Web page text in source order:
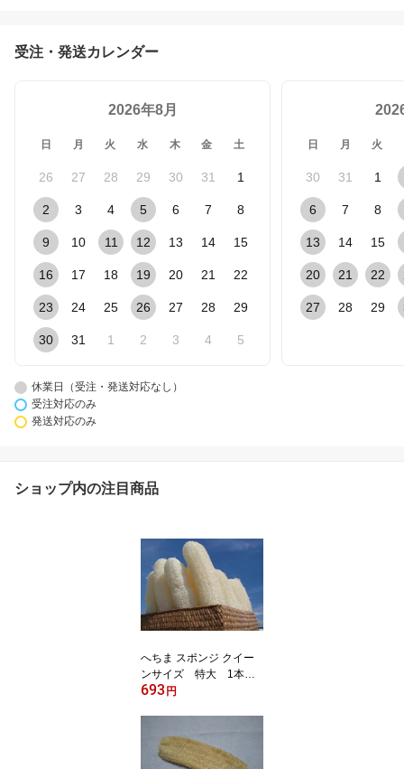
受注・発送カレンダー
2026年8月
日 月 火 水 木 金 土
26 27 28 29 30 31 1
2 3 4 5 6 7 8
9 10 11 12 13 14 15
16 17 18 19 20 21 22
23 24 25 26 27 28 29
30 31 1 2 3 4 5
日 月 火
30 31 1
6 7 8
13 14 15
20 21 22
27 28 29
休業日（受注・発送対応なし）
受注対応のみ
発送対応のみ
ショップ内の注目商品
へちま スポンジ クイー
ンサイズ 特大 1本
【ヘチマたわし/帯枕 へ
693円